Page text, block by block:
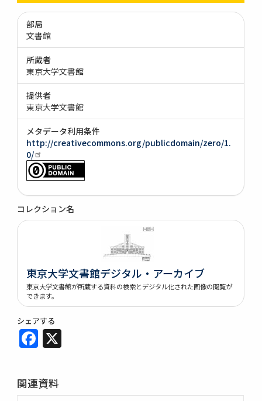
部局
文書館
所蔵者
東京大学文書館
提供者
東京大学文書館
メタデータ利用条件
http://creativecommons.org/publicdomain/zero/1.
0/
コレクション名
東京大学文書館デジタル・アーカイブ
東京大学文書館が所蔵する資料の検索とデジタル化された画像の閲覧が
できます。
シェアする
Facebook
関連資料